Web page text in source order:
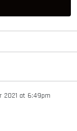
2021 at 6:49pm